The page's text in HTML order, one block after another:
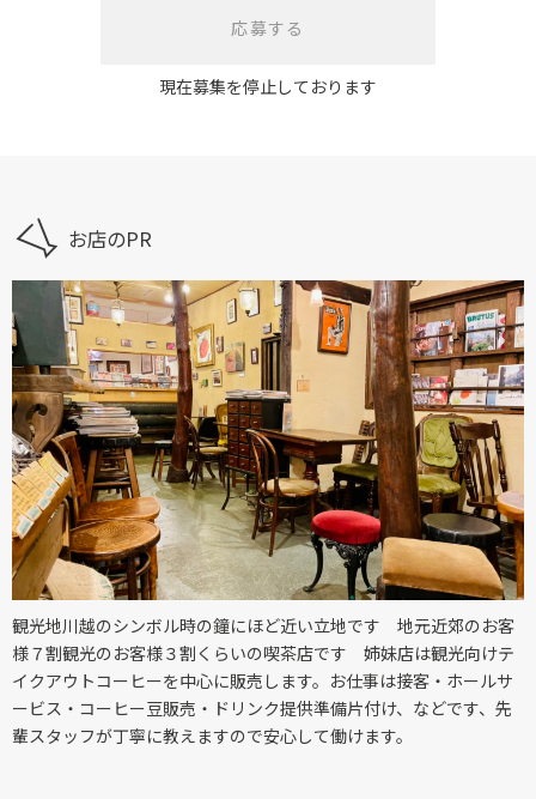
応募する
現在募集を停止しております
お店のPR
観光地川越のシンボル時の鐘にほど近い立地です 地元近郊のお客
様７割観光のお客様３割くらいの喫茶店です 姉妹店は観光向けテ
イクアウトコーヒーを中心に販売します。お仕事は接客・ホールサ
ービス・コーヒー豆販売・ドリンク提供準備片付け、などです、先
輩スタッフが丁寧に教えますので安心して働けます。